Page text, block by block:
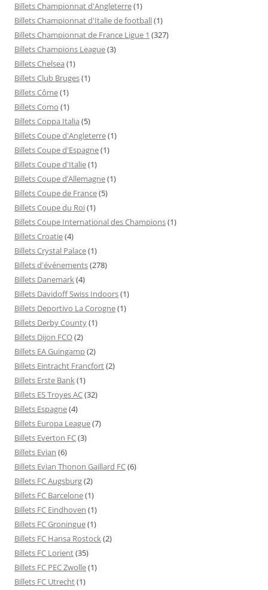
Billets Championnat d'Angleterre(1)
Billets Championnat d'Italie de football(1)
Billets Championnat de France Ligue 1 (327)
Billets Champions League(3)
Billets Chelsea (1)
Billets Club Bruges(1)
Billets Côme(1)
Billets Como (1)
Billets Coppa Italia (5)
Billets Coupe d'Angleterre(1)
Billets Coupe d'Espagne(1)
Billets Coupe d'Italie(1)
Billets Coupe d’Allemagne(1)
Billets Coupe de France(5)
Billets Coupe du Roi(1)
Billets Coupe International des Champions(1)
Billets Croatie(4)
Billets Crystal Palace(1)
Billets d'événements(278)
Billets Danemark(4)
Billets Davidoff Swiss Indoors(1)
Billets Deportivo La Corogne(1)
Billets Derby County(1)
Billets Dijon FCO(2)
Billets EA Guingamp(2)
Billets Eintracht Francfort(2)
Billets Erste Bank(1)
Billets ES Troyes AC(32)
Billets Espagne(4)
Billets Europa League(7)
Billets Everton FC(3)
Billets Evian (6)
Billets Evian Thonon Gaillard FC(6)
Billets FC Augsburg(2)
Billets FC Barcelone(1)
Billets FC Eindhoven (1)
Billets FC Groningue(1)
Billets FC Hansa Rostock(2)
Billets FC Lorient(35)
Billets FC PEC Zwolle(1)
Billets FC Utrecht(1)